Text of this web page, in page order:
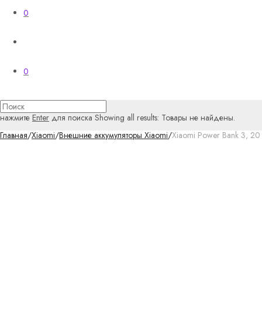
0
0
нажмите Enter для поиска Showing all results: Товары не найдены.
Главная/Xiaomi/Внешние аккумуляторы Xiaomi/Xiaomi Power Bank 3,